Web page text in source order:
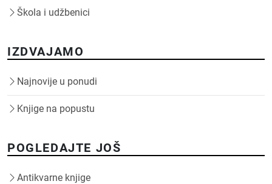
Škola i udžbenici
IZDVAJAMO
Najnovije u ponudi
Knjige na popustu
POGLEDAJTE JOŠ
Antikvarne knjige